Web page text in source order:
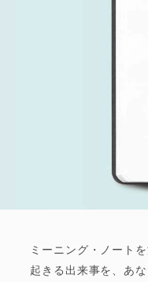
ミーニング・ノート
起きる出来事を、あ